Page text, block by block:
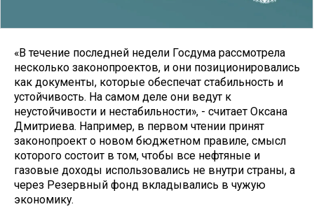
«В течение последней недели Госдума рассмотрела
несколько законопроектов, и они позиционировались
как документы, которые обеспечат стабильность и
устойчивость. На самом деле они ведут к
неустойчивости и нестабильности», - считает Оксана
Дмитриева. Например, в первом чтении принят
законопроект о новом бюджетном правиле, смысл
которого состоит в том, чтобы все нефтяные и
газовые доходы использовались не внутри страны, а
через Резервный фонд вкладывались в чужую
экономику.